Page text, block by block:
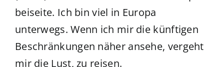
beiseite. Ich bin viel in Europa
unterwegs. Wenn ich mir die künftigen
Beschränkungen näher ansehe, vergeht
mir die Lust, zu reisen.